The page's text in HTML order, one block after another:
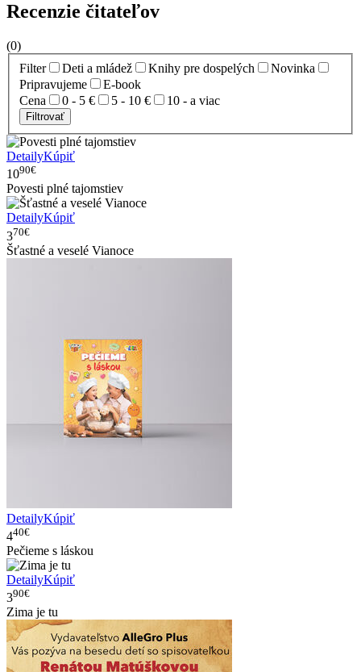
Recenzie čitateľov
(0)
Filter
Deti a mládež Knihy pre dospelých
Novinka
Pripravujeme
E-book
Cena
0 - 5 € 5 - 10 € 10 - a viac
Filtrovať
DetailyKúpiť
1090€
Povesti plné tajomstiev
DetailyKúpiť
370€
Šťastné a veselé Vianoce
DetailyKúpiť
440€
Pečieme s láskou
DetailyKúpiť
390€
Zima je tu